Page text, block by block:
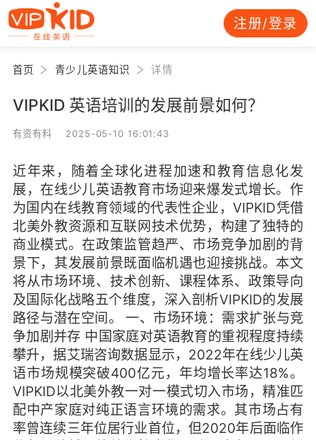
注册/登录
首页 青少儿英语知识 详情
VIPKID 英语培训的发展前景如何？
有资有料 2025-05-10 16:01:43
近年来，随着全球化进程加速和教育信息化发
展，在线少儿英语教育市场迎来爆发式增长。作
为国内在线教育领域的代表性企业，VIPKID凭借
北美外教资源和互联网技术优势，构建了独特的
商业模式。在政策监管趋严、市场竞争加剧的背
景下，其发展前景既面临机遇也迎接挑战。本文
将从市场环境、技术创新、课程体系、政策导向
及国际化战略五个维度，深入剖析VIPKID的发展
路径与潜在空间。 一、市场环境：需求扩张与竞
争加剧并存 中国家庭对英语教育的重视程度持续
攀升，据艾瑞咨询数据显示，2022年在线少儿英
语市场规模突破400亿元，年均增长率达18%。
VIPKID以北美外教一对一模式切入市场，精准匹
配中产家庭对纯正语言环境的需求。其市场占有
率曾连续三年位居行业首位，但2020年后面临作